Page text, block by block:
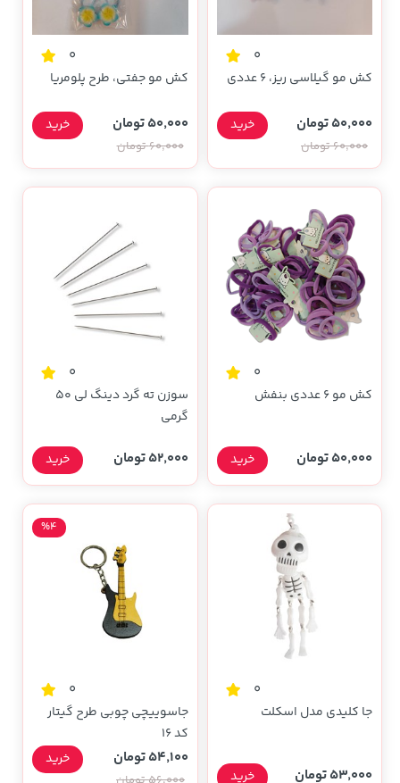
0
کش مو گیلاسی ریز، ۶ عددی
50,000 تومان
60,000 تومان
خرید
0
کش مو جفتی، طرح پلومریا
50,000 تومان
60,000 تومان
خرید
0
کش مو ۶ عددی بنفش
50,000 تومان خرید
0
سوزن ته گرد دینگ لی 50
گرمی
52,000 تومان خرید
0
جا کلیدی مدل اسکلت
53,000 تومان خرید
0
جاسوییچی چوبی طرح گیتار
کد 16
%4
54,100 تومان خرید